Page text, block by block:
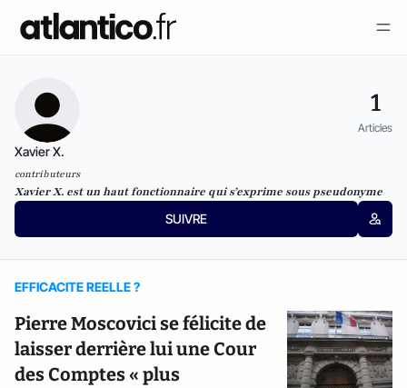
1
Articles
Xavier X.
contributeurs
Xavier X. est un haut fonctionnaire qui s’exprime sous pseudonyme
SUIVRE
EFFICACITE REELLE ?
Pierre Moscovici se félicite de
laisser derrière lui une Cour
des Comptes « plus